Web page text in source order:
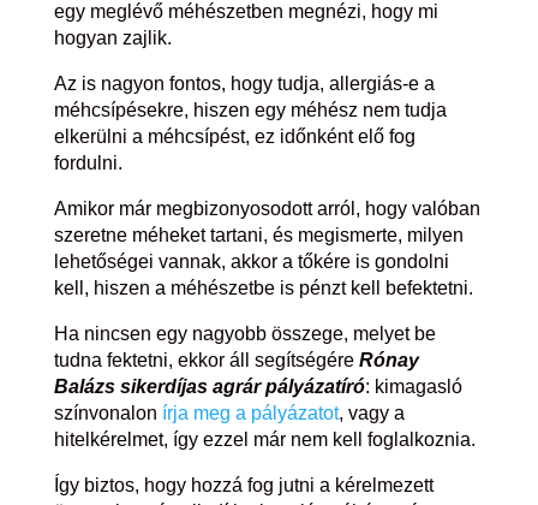
egy meglévő méhészetben megnézi, hogy mi
hogyan zajlik.
Az is nagyon fontos, hogy tudja, allergiás-e a
méhcsípésekre, hiszen egy méhész nem tudja
elkerülni a méhcsípést, ez időnként elő fog
fordulni.
Amikor már megbizonyosodott arról, hogy valóban
szeretne méheket tartani, és megismerte, milyen
lehetőségei vannak, akkor a tőkére is gondolni
kell, hiszen a méhészetbe is pénzt kell befektetni.
Ha nincsen egy nagyobb összege, melyet be
tudna fektetni, ekkor áll segítségére Rónay
Balázs sikerdíjas agrár pályázatíró: kimagasló
színvonalon írja meg a pályázatot, vagy a
hitelkérelmet, így ezzel már nem kell foglalkoznia.
Így biztos, hogy hozzá fog jutni a kérelmezett